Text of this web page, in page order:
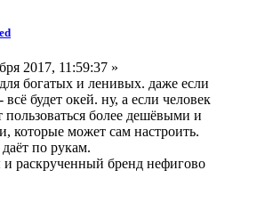
2017, 11:59:37 »
богатых и ленивых. даже если
всё будет окей. ну, а если человек
более дешёвыми и
которые может сам настроить.
по рукам.
раскрученный бренд нефигово